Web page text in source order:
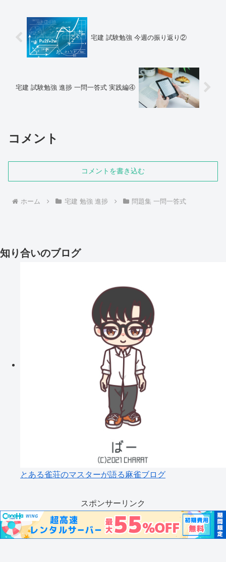
宅建 試験勉強 今週の振り返り②
宅建 試験勉強 進捗 一問一答式 実践編④
コメント
コメントを書き込む
ホーム 宅建 勉強 進捗 問題集 一問一答式
知り合いのブログ
とある雀荘のマスターが語る麻雀ブログ
スポンサーリンク